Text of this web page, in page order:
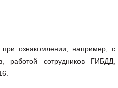
ознакомлении, например, с
работой сотрудников ГИБДД,